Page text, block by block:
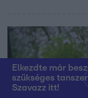
Elkezdte már
szükséges
Szavazz itt!